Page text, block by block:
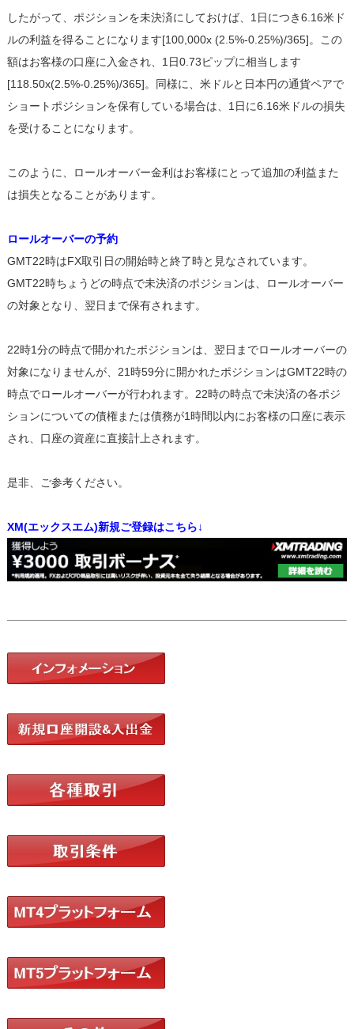
したがって、ポジションを未決済にしておけば、1日につき6.16米ド
ルの利益を得ることになります[100,000x (2.5%-0.25%)/365]。この
額はお客様の口座に入金され、1日0.73ピップに相当します
[118.50x(2.5%-0.25%)/365]。同様に、米ドルと日本円の通貨ペアで
ショートポジションを保有している場合は、1日に6.16米ドルの損失
を受けることになります。
このように、ロールオーバー金利はお客様にとって追加の利益また
は損失となることがあります。
ロールオーバーの予約
GMT22時はFX取引日の開始時と終了時と見なされています。
GMT22時ちょうどの時点で未決済のポジションは、ロールオーバー
の対象となり、翌日まで保有されます。
22時1分の時点で開かれたポジションは、翌日までロールオーバーの
対象になりませんが、21時59分に開かれたポジションはGMT22時の
時点でロールオーバーが行われます。22時の時点で未決済の各ポジ
ションについての債権または債務が1時間以内にお客様の口座に表示
され、口座の資産に直接計上されます。
是非、ご参考ください。
XM(エックスエム)新規ご登録はこちら↓